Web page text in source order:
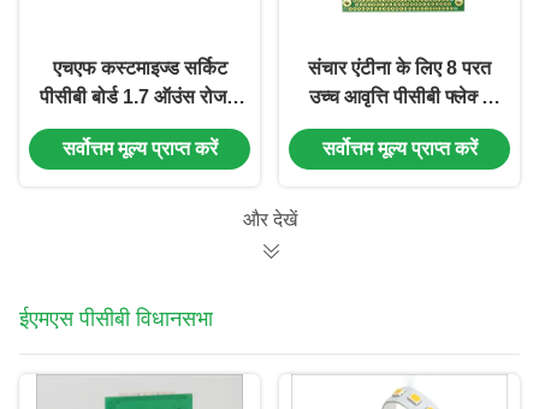
एचएफ कस्टमाइज्ड सर्किट
पीसीबी बोर्ड 1.7 ऑउंस रोजर्स
पीसीबी एनआईजी ग्रीन
आरओएचएस
सर्वोत्तम मूल्य प्राप्त करें
संचार एंटीना के लिए 8 परत
उच्च आवृत्ति पीसीबी फ्लेक्स
कठोर ENIG 1.5 मिमी
सर्वोत्तम मूल्य प्राप्त करें
और देखें
ईएमएस पीसीबी विधानसभा